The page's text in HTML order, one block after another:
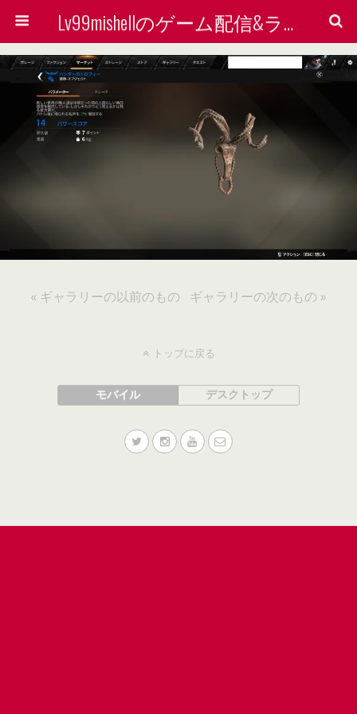
Lv99mishellのゲーム配信&ライン着せ替えで稼ぐ方法を検証する会
« ギャラリーの以前のもの ギャラリーの次のもの »
トップに戻る
モバイル デスクトップ